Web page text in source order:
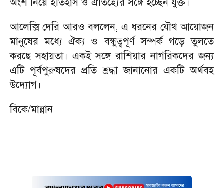
অংশ নিয়ে ইতিহাস ও ঐতিহ্যের সঙ্গে হচ্ছেন যুক্ত।
আলেক্সি দেরি আরও বললেন, এ ধরনের যৌথ আয়োজন
মানুষের মধ্যে ঐক্য ও বন্ধুত্বপূর্ণ সম্পর্ক গড়ে তুলতে
করছে সহায়তা। একই সঙ্গে রাশিয়ার নাগরিকদের জন্য
এটি পূর্বপুরুষদের প্রতি শ্রদ্ধা জানানোর একটি অর্থবহ
উদ্যোগ।
বিকে/মান্নান